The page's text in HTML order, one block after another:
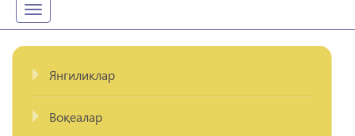
Toggle
navigation
Янгиликлар
Воқеалар